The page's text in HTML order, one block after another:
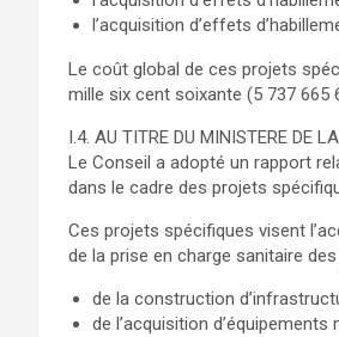
l’acquisition d’effets
Le coût global de ces projets
mille six cent soixante (5 737 665
I.4. AU TITRE DU MINISTERE DE
Le Conseil a adopté un rapport
dans le cadre des projets
Ces projets spécifiques visent
de la prise en charge sanitaire
de la construction
de l’acquisition